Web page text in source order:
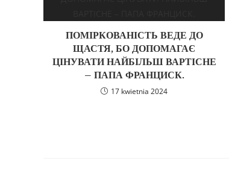
ПОМІРКОВАНІСТЬ ВЕДЕ ДО
ЩАСТЯ, БО ДОПОМАГАЄ
ЦІНУВАТИ НАЙБІЛЬШ ВАРТІСНЕ
– ПАПА ФРАНЦИСК.
17 kwietnia 2024